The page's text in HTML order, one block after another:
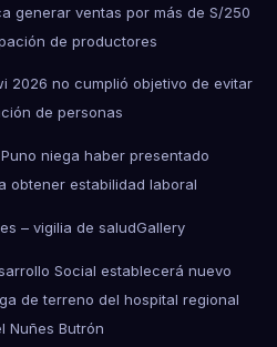
generar ventas por más de S/250
de productores
2026 no cumplió objetivo de evitar
de personas
niega haber presentado
obtener estabilidad laboral
– vigilia de saludGallery
Social establecerá nuevo
de terreno del hospital regional
Nuñes Butrón